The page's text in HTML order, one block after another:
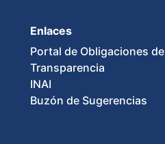
Enlaces
Portal de Obligaciones de
Transparencia
INAI
Buzón de Sugerencias